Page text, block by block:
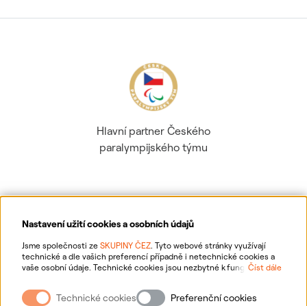
Nastavení užití cookies a osobních údajů
Jsme společnosti ze SKUPINY ČEZ. Tyto webové stránky využívají
technické a dle vašich preferencí případně i netechnické cookies a
vaše osobní údaje. Technické cookies jsou nezbytné k fungování
webové stránky vašim preferencím, k personalizaci reklam a analytice.
Pro sběr a zpracování netechnických cookies a vašich osobních údajů
Číst dále
Technické cookies Preferenční cookies
Hlavní partner Českého
paralympijského týmu
Ochrana osobních údajů
Informace o webu